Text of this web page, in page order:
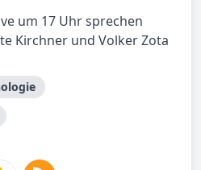
um 17 Uhr sprechen
Kirchner und Volker Zota